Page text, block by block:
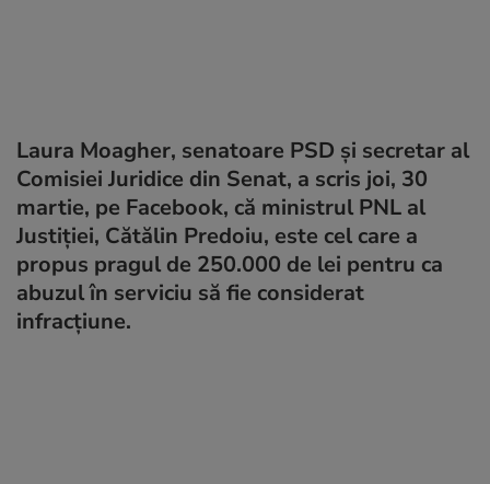
Laura Moagher, senatoare PSD și secretar al
Comisiei Juridice din Senat, a scris joi, 30
martie, pe Facebook, că ministrul PNL al
Justiției, Cătălin Predoiu, este cel care a
propus pragul de 250.000 de lei pentru ca
abuzul în serviciu să fie considerat
infracțiune.